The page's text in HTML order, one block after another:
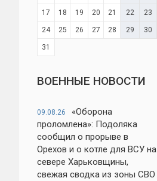
17 18 19 20 21 22 23
24 25 26 27 28 29 30
31
ВОЕННЫЕ НОВОСТИ
09.08.26
«Оборона
проломлена»: Подоляка
сообщил о прорыве в
Орехов и о котле для ВСУ на
севере Харьковщины,
свежая сводка из зоны СВО